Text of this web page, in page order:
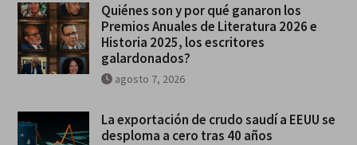
Quiénes son y por qué ganaron los
Premios Anuales de Literatura 2026 e
Historia 2025, los escritores
galardonados?
agosto 7, 2026
La exportación de crudo saudí a EEUU se
desploma a cero tras 40 años